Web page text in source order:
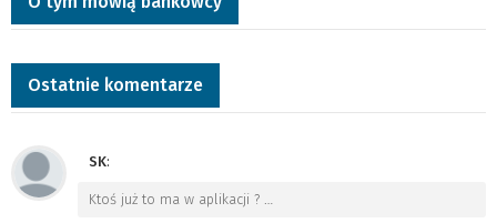
Ostatnie komentarze
SK:
Ktoś już to ma w aplikacji ? …